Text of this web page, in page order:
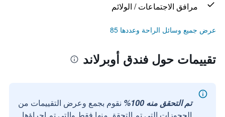
مرافق الاجتماعات / الولائم
عرض جميع وسائل الراحة وعددها 85
تقييمات حول فندق أوبرلاند
تم التحقق منه 100%
نقوم بجمع وعرض التقييمات من